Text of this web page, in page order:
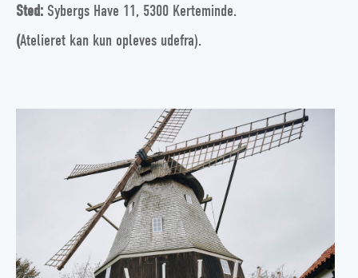
Sted: Sybergs Have 11, 5300 Kerteminde.
(Atelieret kan kun opleves udefra).